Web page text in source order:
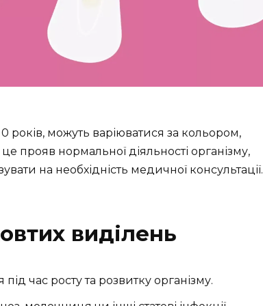
років, можуть варіюватися за кольором,
прояв нормальної діяльності організму,
на необхідність медичної консультації.
виділень
час росту та розвитку організму.